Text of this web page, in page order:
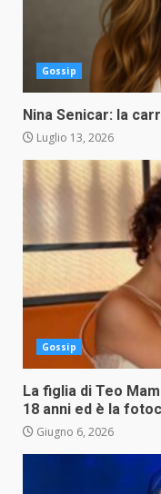
Gossip
Nina Senicar: la
Luglio 13, 2026
Gossip
La figlia di Teo
18 anni ed è la
Giugno 6, 2026